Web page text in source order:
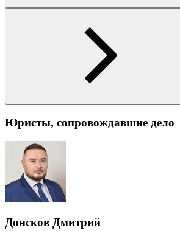
Юристы, сопровождавшие дело
Донсков Дмитрий